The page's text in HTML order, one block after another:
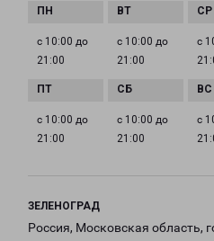
с 10:00 до
21:00
с 10:00 до
21:00
с
с 10:00 до
21:00
с 10:00 до
21:00
с
ЗЕЛЕНОГРАД
Россия, Московская область,